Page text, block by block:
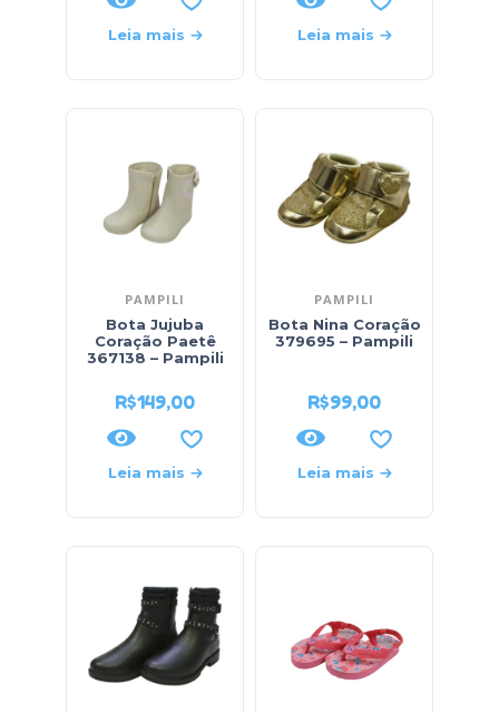
Leia mais Leia mais
PAMPILI
Bota Jujuba
Coração Paetê
367138 – Pampili
R$149,00
Leia mais
PAMPILI
Bota Nina Coração
379695 – Pampili
R$99,00
Leia mais